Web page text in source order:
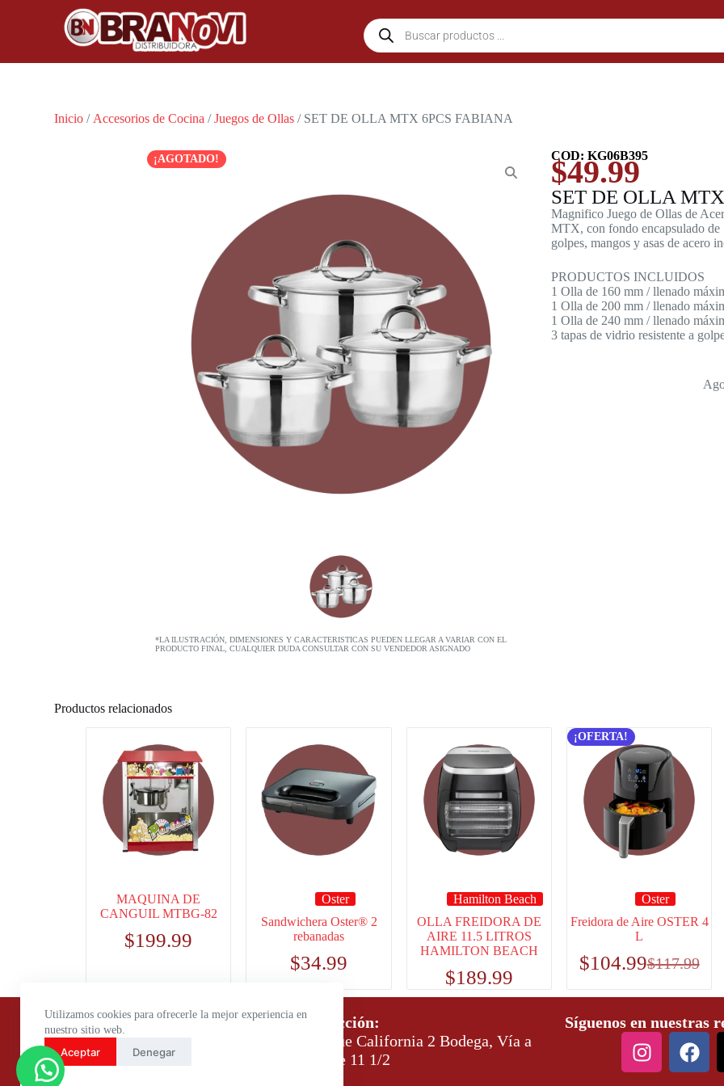
Utilizamos cookies para ofrecerle la mejor experiencia en
nuestro sitio web.
Aceptar Denegar
Inicio / Accesorios de Cocina /Juegos de Ollas / SET DE OLLA MTX 6PCS FABIANA
¡AGOTADO!
*LA ILUSTRACIÓN, DIMENSIONES Y CARACTERISTICAS PUEDEN LLEGAR A VARIAR CON EL
PRODUCTO FINAL, CUALQUIER DUDA CONSULTAR CON SU VENDEDOR ASIGNADO
COD: KG06B395
$49.99
SET DE OLLA
Magnifico Juego de Ollas de
MTX, con fondo encapsulado de
golpes, mangos y asas de acero
PRODUCTOS INCLUIDOS
1 Olla de 160 mm / llenado
1 Olla de 200 mm / llenado
1 Olla de 240 mm / llenado
3 tapas de vidrio resistente a
Productos relacionados
MAQUINA DE
CANGUIL MTBG-82
$199.99
Oster
Sandwichera Oster® 2
rebanadas
$34.99
Hamilton Beach
OLLA FREIDORA DE
AIRE 11.5 LITROS
HAMILTON BEACH
$189.99
¡OFERTA!
Oster
Freidora de Aire OSTER 4
L
$117.99
$104.99
Horario de atención:
Lunes a Viernes: 9:00 – 18:00
Sábados: 9:00 – 14:00
Dirección:
Parque California 2 Bodega, Vía a
Daule 11 1/2
Síguenos en nuestras